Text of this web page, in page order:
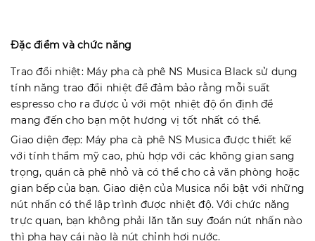
Đặc điểm và chức năng
Trao đổi nhiệt: Máy pha cà phê NS Musica Black sử dụng
tính năng trao đổi nhiệt để đảm bảo rằng mỗi suất
espresso cho ra được ủ với một nhiệt độ ổn định để
mang đến cho bạn một hương vị tốt nhất có thể.
Giao diện đẹp: Máy pha cà phê NS Musica được thiết kế
với tính thẩm mỹ cao, phù hợp với các không gian sang
trọng, quán cà phê nhỏ và có thể cho cả văn phòng hoặc
gian bếp của bạn. Giao diện của Musica nổi bật với những
nút nhấn có thể lập trình được nhiệt độ. Với chức năng
trực quan, bạn không phải lăn tăn suy đoán nút nhấn nào
thì pha hay cái nào là nút chỉnh hơi nước.